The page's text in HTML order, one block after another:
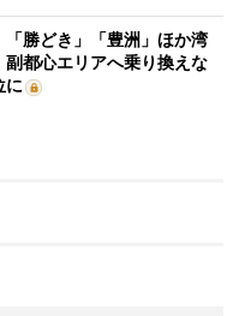
「勝どき」「豊洲」ほか湾
副都心エリアへ乗り換えな
に